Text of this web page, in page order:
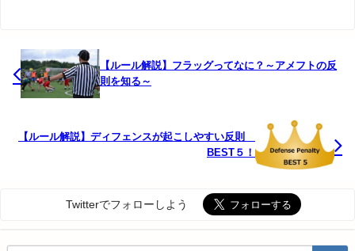
【ルール解説】フラッグってなに？～アメフトの反
則を知る～
【ルール解説】ディフェンスが起こしやすい反則
BEST５！
Twitterでフォローしよう